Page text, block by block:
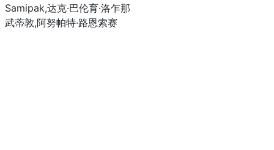
Samipak,达克·巴伦育·洛乍那
武蒂敦,阿努帕特·路恩索赛